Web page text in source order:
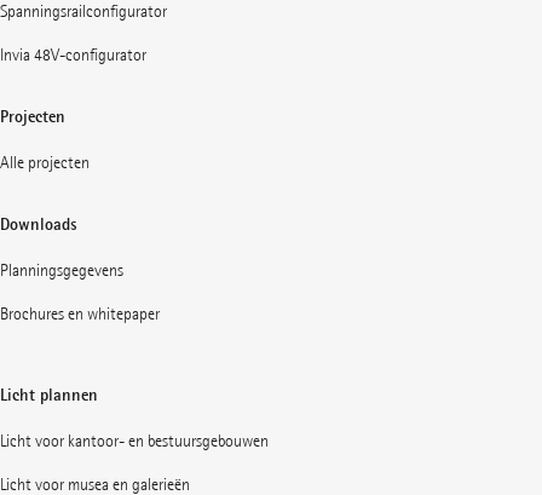
Spanningsrailconfigurator
Invia 48V-configurator
Projecten
Alle projecten
Downloads
Planningsgegevens
Brochures en whitepaper
Licht plannen
Licht voor kantoor- en bestuursgebouwen
Licht voor musea en galerieën